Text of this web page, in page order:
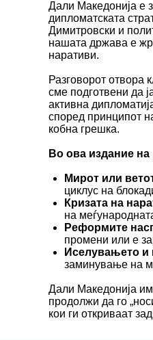
Дали Македонија е
дипломатската
Димитровски и
нашата држава е
наративи.
Разговорот отвора
сме подготвени да
активна
според принципот
кобна грешка.
Во ова издание
Мирот или
циклус на
Кризата на
на
Реформите
промени или е
Иселувањето и
заминување на
Дали Македонија
продолжи да го
кои ги откриваат